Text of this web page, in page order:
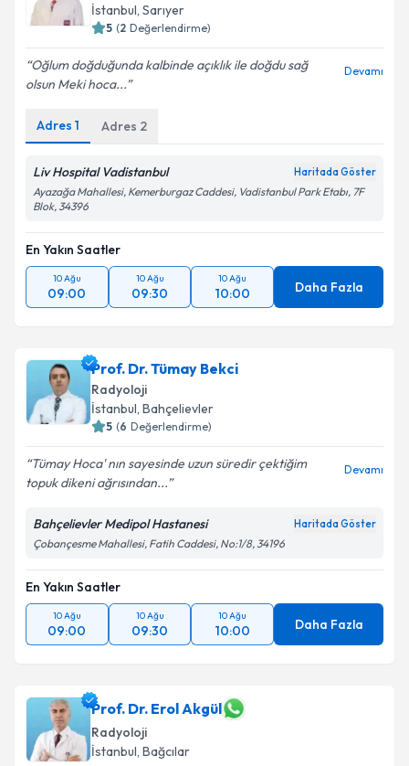
İstanbul, Sarıyer
5 (2 Değerlendirme)
Oğlum doğduğunda kalbinde açıklık ile doğdu sağ
olsun Meki hoca...
Devamı
Adres 1 Adres 2
Liv Hospital Vadistanbul Haritada Göster
Ayazağa Mahallesi, Kemerburgaz Caddesi, Vadistanbul Park Etabı, 7F
Blok, 34396
En Yakın Saatler
10 Ağu
09:00
10 Ağu
09:30
10 Ağu
10:00 Daha Fazla
Prof. Dr. Tümay Bekci
Radyoloji
İstanbul, Bahçelievler
5 (6 Değerlendirme)
Tümay Hoca' nın sayesinde uzun süredir çektiğim
topuk dikeni ağrısından...
Devamı
Bahçelievler Medipol Hastanesi Haritada Göster
Çobançesme Mahallesi, Fatih Caddesi, No:1/8, 34196
En Yakın Saatler
10 Ağu
09:00
10 Ağu
09:30
10 Ağu
10:00 Daha Fazla
Prof. Dr. Erol Akgül
Radyoloji
İstanbul, Bağcılar